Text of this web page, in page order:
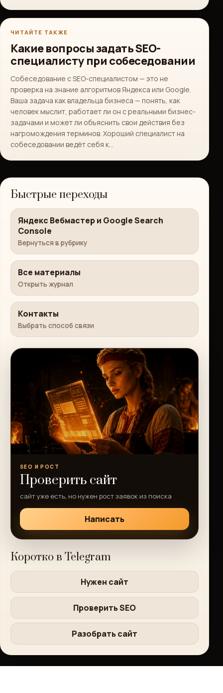
ЧИТАЙТЕ ТАКЖЕ
Какие вопросы задать SEO-
специалисту при собеседовании
Собеседование с SEO-специалистом — это не
проверка на знание алгоритмов Яндекса или Google.
Ваша задача как владельца бизнеса — понять, как
человек мыслит, работает ли он с реальными бизнес-
задачами и может ли объяснить свои действия без
нагромождения терминов. Хороший специалист на
собеседовании ведёт себя к…
Быстрые переходы
Яндекс Вебмастер и Google Search
Console
Вернуться в рубрику
Все материалы
Открыть журнал
Контакты
Выбрать способ связи
SEO И РОСТ
Проверить сайт
сайт уже есть, но нужен рост заявок из поиска
Написать
Коротко в Telegram
Нужен сайт
Проверить SEO
Разобрать сайт